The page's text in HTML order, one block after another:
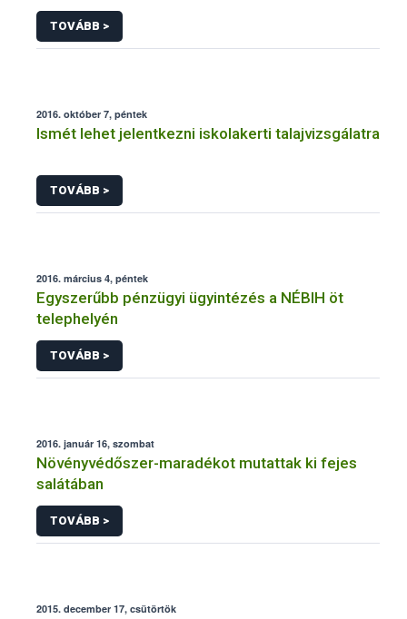
forgalomból
TOVÁBB >
2016. október 7, péntek
Ismét lehet jelentkezni iskolakerti talajvizsgálatra
TOVÁBB >
2016. március 4, péntek
Egyszerűbb pénzügyi ügyintézés a NÉBIH öt
telephelyén
TOVÁBB >
2016. január 16, szombat
Növényvédőszer-maradékot mutattak ki fejes
salátában
TOVÁBB >
2015. december 17, csütörtök